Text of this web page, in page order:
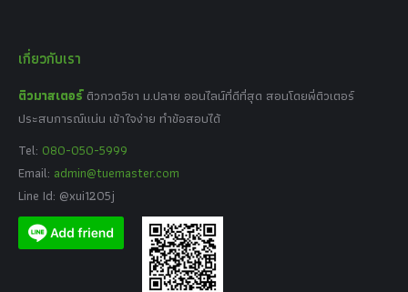
เกี่ยวกับเรา
ติวมาสเตอร์ ติวกวดวิชา ม.ปลาย ออนไลน์ที่ดีที่สุด สอนโดยพี่ติวเตอร์
ประสบการณ์แน่น เข้าใจง่าย ทำข้อสอบได้
Tel: 080-050-5999
Email: admin@tuemaster.com
Line Id: @xui1205j